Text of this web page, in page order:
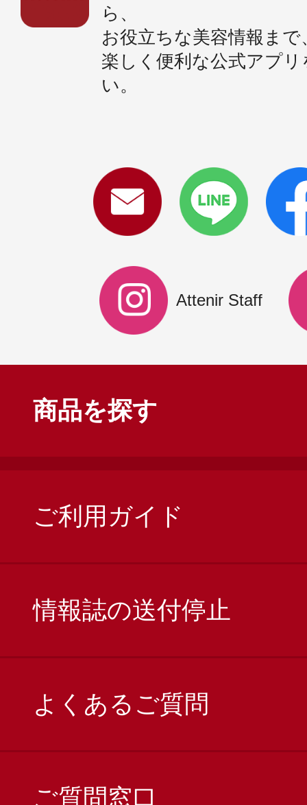
ら、
お役立ちな美容情報まで
楽しく便利な公式アプ
い。
Attenir Staff
商品を探す
ご利用ガイド
情報誌の送付停止
よくあるご質問
ご質問窓口